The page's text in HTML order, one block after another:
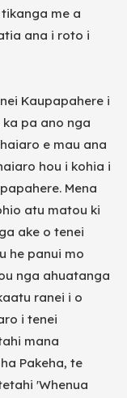
me a
ana i roto i
Kaupapahere i
pa ano nga
e mau ana
hou i kohia i
Mena
atu matou ki
ake o tenei
he panui mo
nga ahuatanga
ranei i o
i tenei
mana
Pakeha, te
'Whenua